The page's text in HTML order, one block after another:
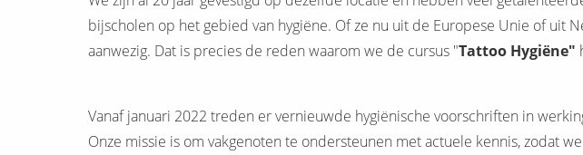
bijscholen op het gebied van hygiëne. Of ze nu uit de Europese Unie of uit
aanwezig. Dat is precies de reden waarom we de cursus "Tattoo Hygiëne"
Vanaf januari 2022 treden er vernieuwde hygiënische voorschriften in
Onze missie is om vakgenoten te ondersteunen met actuele kennis, zodat